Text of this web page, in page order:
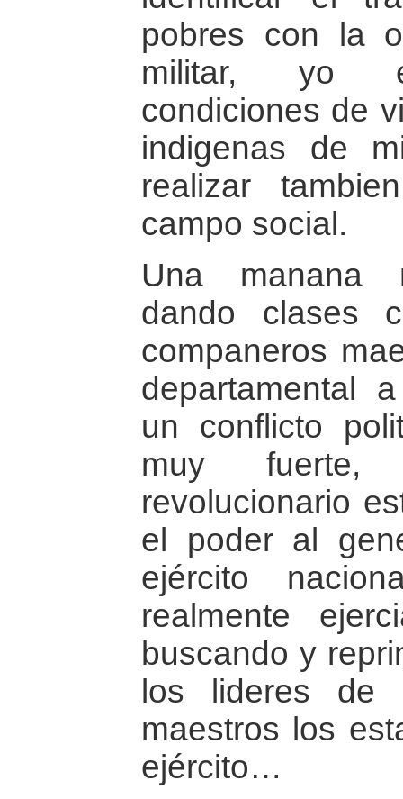
pobres con la
militar, yo
condiciones de
indigenas de
realizar
campo social.
Una manana
dando clases
companeros
departamental
un conflicto
muy
revolucionario
el poder al
ejército
realmente
buscando y
los lideres de
maestros los
ejército…